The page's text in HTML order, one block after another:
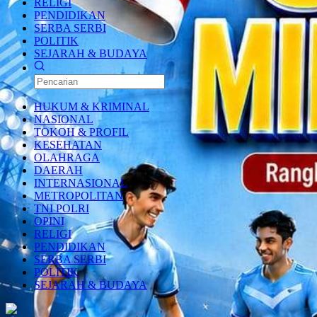
RELIGI
PENDIDIKAN
SERBA SERBI
POLITIK
SEJARAH & BUDAYA
HUKUM & KRIMINAL
NASIONAL
TOKOH & PROFIL
KESEHATAN
OLAHRAGA
DAERAH
INTERNASIONAL
METROPOLITAN
TNI POLRI
OPINI
RELIGI
PENDIDIKAN
SERBA SERBI
POLITIK
SEJARAH & BUDAYA